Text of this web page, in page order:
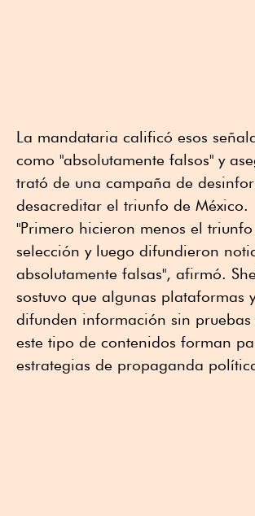
La mandataria calificó esos
como "absolutamente falsos" y
trató de una campaña de
desacreditar el triunfo de México.
"Primero hicieron menos el
selección y luego difundieron
absolutamente falsas", afirmó.
sostuvo que algunas plataformas
difunden información sin pruebas
este tipo de contenidos forman
estrategias de propaganda